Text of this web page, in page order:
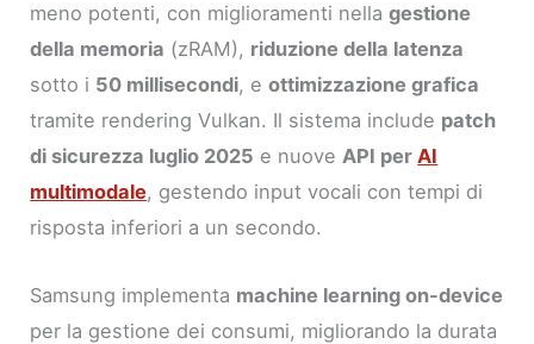
meno potenti, con miglioramenti nellagestione
della memoria (zRAM), riduzione della latenza
sotto i 50 millisecondi, eottimizzazione grafica
tramite rendering Vulkan. Il sistema include patch
di sicurezza luglio 2025 e nuoveAPI perAI
multimodale, gestendo input vocali con tempi di
risposta inferiori a un secondo.
Samsung implementa machine learning on-device
per la gestione dei consumi, migliorando la durata